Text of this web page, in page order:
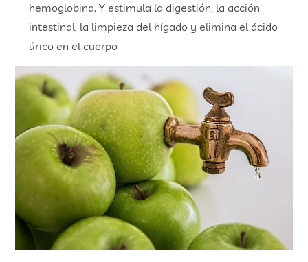
hemoglobina. Y estimula la digestión, la acción
intestinal, la limpieza del hígado y elimina el ácido
úrico en el cuerpo